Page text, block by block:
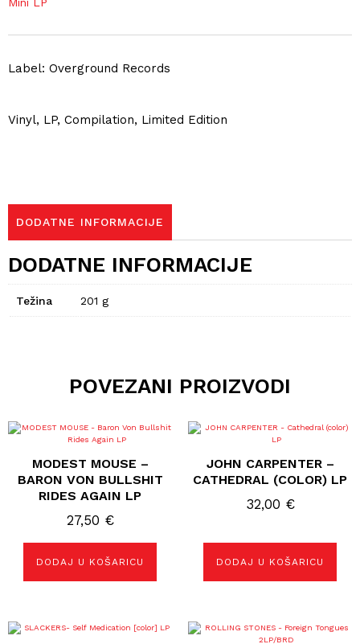
Label: Overground Records
Vinyl, LP, Compilation, Limited Edition
DODATNE INFORMACIJE
DODATNE INFORMACIJE
Težina 201 g
POVEZANI PROIZVODI
MODEST MOUSE –
BARON VON BULLSHIT
RIDES AGAIN LP
27,50 €
DODAJ U KOŠARICU
JOHN CARPENTER –
CATHEDRAL (COLOR) LP
32,00 €
DODAJ U KOŠARICU